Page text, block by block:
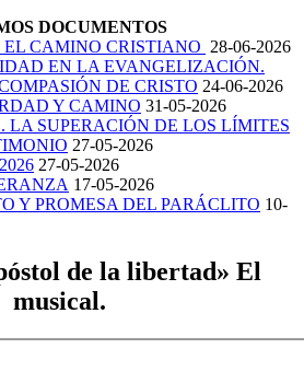
DOCUMENTOS
CAMINO CRISTIANO 28-06-2026
EN LA EVANGELIZACIÓN.
DE CRISTO 24-06-2026
Y CAMINO 31-05-2026
LA SUPERACIÓN DE LOS LÍMITES
27-05-2026
27-05-2026
17-05-2026
Y PROMESA DEL PARÁCLITO 10-
de la libertad» El
musical.